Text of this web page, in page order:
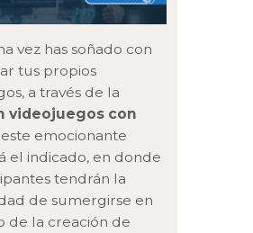
vez has soñado con
tus propios
a través de la
videojuegos con
este emocionante
el indicado, en donde
tendrán la
de sumergirse en
de la creación de